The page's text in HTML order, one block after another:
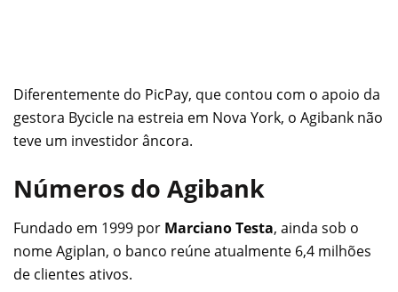
Diferentemente do PicPay, que contou com o apoio da
gestora Bycicle na estreia em Nova York, o Agibank não
teve um investidor âncora.
Números do Agibank
Fundado em 1999 por Marciano Testa, ainda sob o
nome Agiplan, o banco reúne atualmente 6,4 milhões
de clientes ativos.